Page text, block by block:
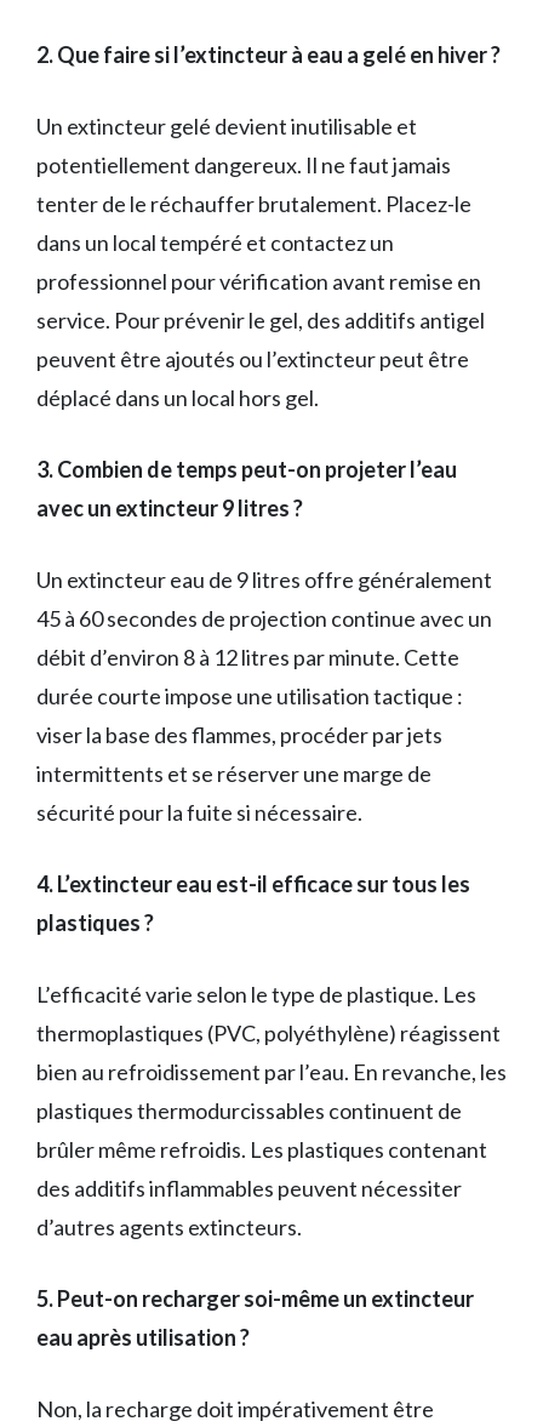
2. Que faire si l’extincteur à eau a gelé en hiver ?
Un extincteur gelé devient inutilisable et
potentiellement dangereux. Il ne faut jamais
tenter de le réchauffer brutalement. Placez-le
dans un local tempéré et contactez un
professionnel pour vérification avant remise en
service. Pour prévenir le gel, des additifs antigel
peuvent être ajoutés ou l’extincteur peut être
déplacé dans un local hors gel.
3. Combien de temps peut-on projeter l’eau
avec un extincteur 9 litres ?
Un extincteur eau de 9 litres offre généralement
45 à 60 secondes de projection continue avec un
débit d’environ 8 à 12 litres par minute. Cette
durée courte impose une utilisation tactique :
viser la base des flammes, procéder par jets
intermittents et se réserver une marge de
sécurité pour la fuite si nécessaire.
4. L’extincteur eau est-il efficace sur tous les
plastiques ?
L’efficacité varie selon le type de plastique. Les
thermoplastiques (PVC, polyéthylène) réagissent
bien au refroidissement par l’eau. En revanche, les
plastiques thermodurcissables continuent de
brûler même refroidis. Les plastiques contenant
des additifs inflammables peuvent nécessiter
d’autres agents extincteurs.
5. Peut-on recharger soi-même un extincteur
eau après utilisation ?
Non, la recharge doit impérativement être